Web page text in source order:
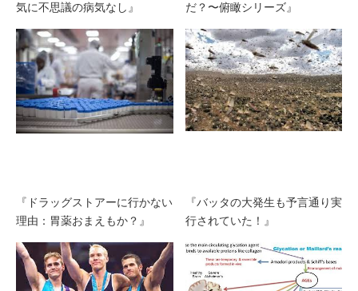
気に不思議の病気なし』
だ？〜俯瞰シリーズ』
『ドラッグストアーに行かない
理由：胃薬おまえもか？』
『バッタの大発生も予言通り実
行されていた！』